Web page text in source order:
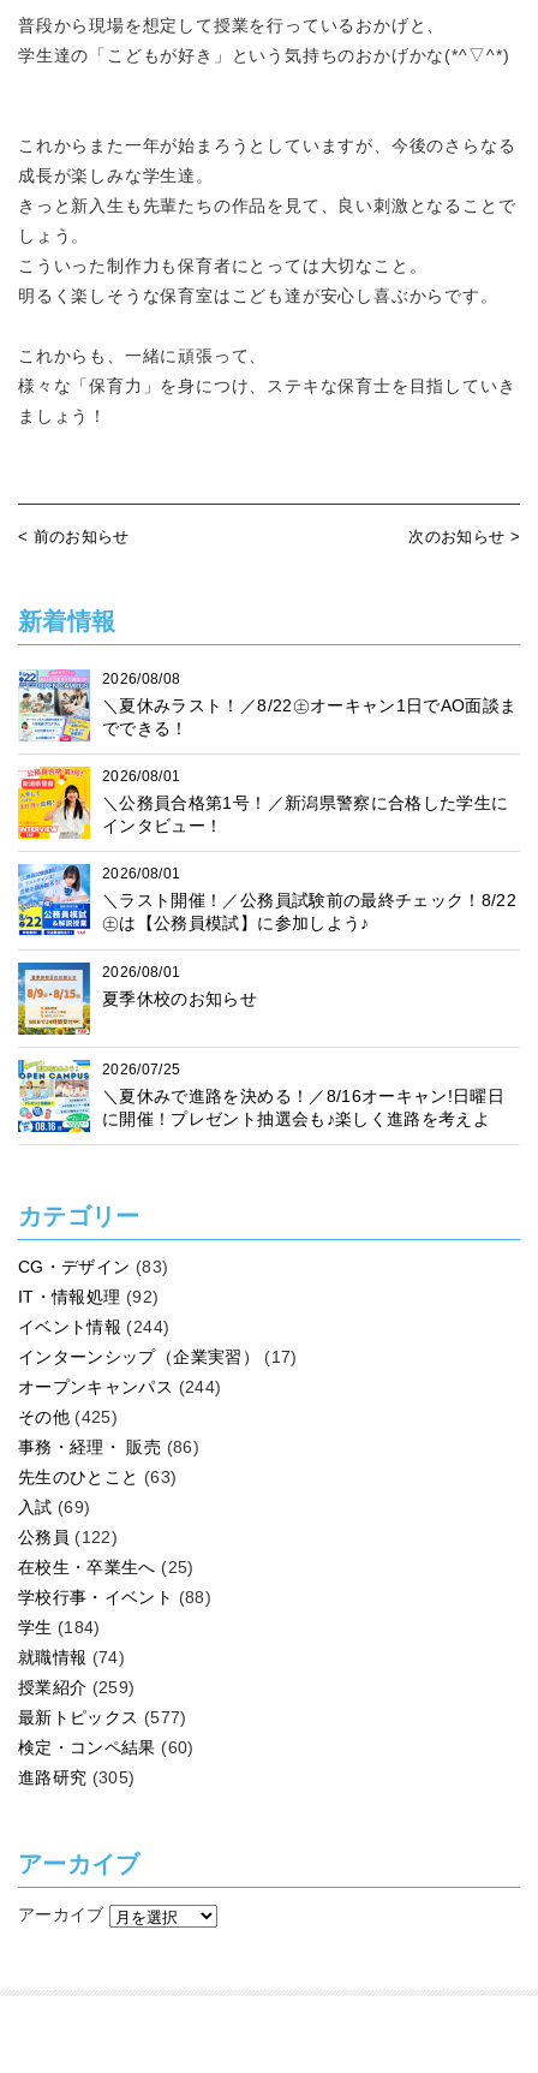
普段から現場を想定して授業を行っているおかげと、
学生達の「こどもが好き」という気持ちのおかげかな(*^▽^*)
これからまた一年が始まろうとしていますが、今後のさらなる
成長が楽しみな学生達。
きっと新入生も先輩たちの作品を見て、良い刺激となることで
しょう。
こういった制作力も保育者にとっては大切なこと。
明るく楽しそうな保育室はこども達が安心し喜ぶからです。
これからも、一緒に頑張って、
様々な「保育力」を身につけ、ステキな保育士を目指していき
ましょう！
< 前のお知らせ 次のお知らせ >
新着情報
2026/08/08
＼夏休みラスト！／8/22㊏オーキャン1日でAO面談ま
でできる！
2026/08/01
＼公務員合格第1号！／新潟県警察に合格した学生に
インタビュー！
2026/08/01
＼ラスト開催！／公務員試験前の最終チェック！8/22
㊏は【公務員模試】に参加しよう♪
2026/08/01
夏季休校のお知らせ
2026/07/25
＼夏休みで進路を決める！／8/16オーキャン!日曜日
に開催！プレゼント抽選会も♪楽しく進路を考えよ
う！
カテゴリー
CG・デザイン (83)
IT・情報処理 (92)
イベント情報 (244)
インターンシップ（企業実習）
(17)
オープンキャンパス (244)
その他 (425)
事務・経理・ 販売 (86)
先生のひとこと (63)
入試 (69)
公務員 (122)
在校生・卒業生へ (25)
学校行事・イベント (88)
学生 (184)
就職情報 (74)
授業紹介 (259)
最新トピックス (577)
検定・コンペ結果 (60)
進路研究 (305)
アーカイブ
アーカイブ